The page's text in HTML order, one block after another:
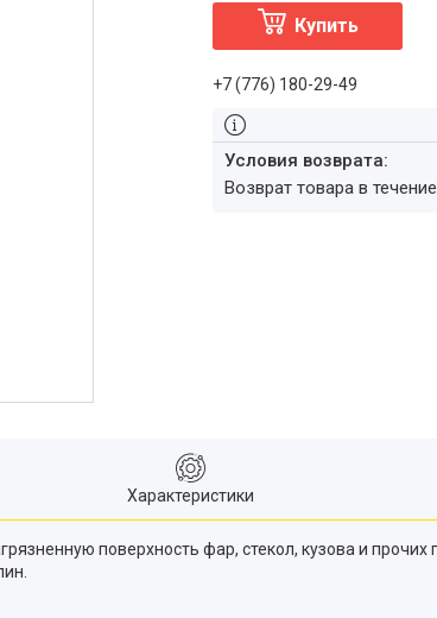
Купить
+7 (776) 180-29-49
возврат товара в
Характеристики
поверхность фар, стекол, кузова и